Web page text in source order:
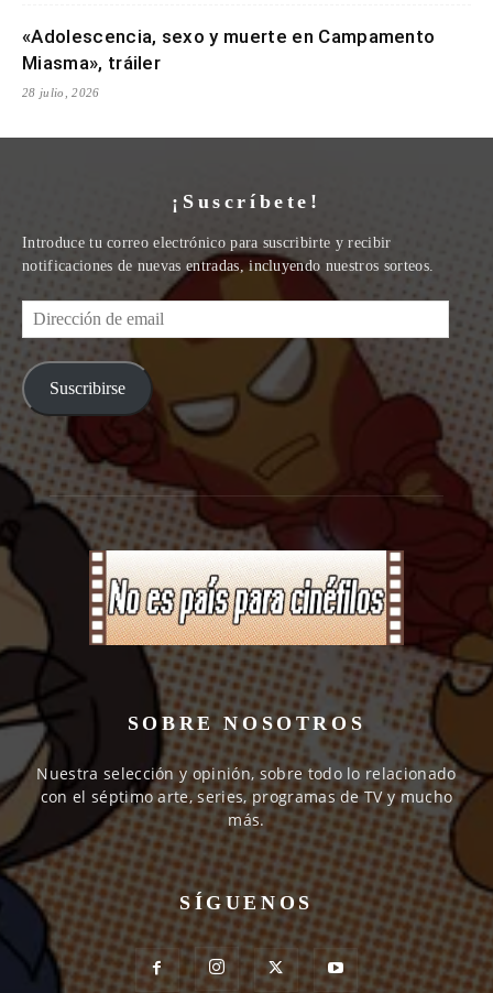
«Adolescencia, sexo y muerte en Campamento
Miasma», tráiler
28 julio, 2026
¡Suscríbete!
Introduce tu correo electrónico para suscribirte y recibir
notificaciones de nuevas entradas, incluyendo nuestros sorteos.
Dirección
de
email
Suscribirse
SOBRE NOSOTROS
Nuestra selección y opinión, sobre todo lo relacionado
con el séptimo arte, series, programas de TV y mucho
más.
SÍGUENOS